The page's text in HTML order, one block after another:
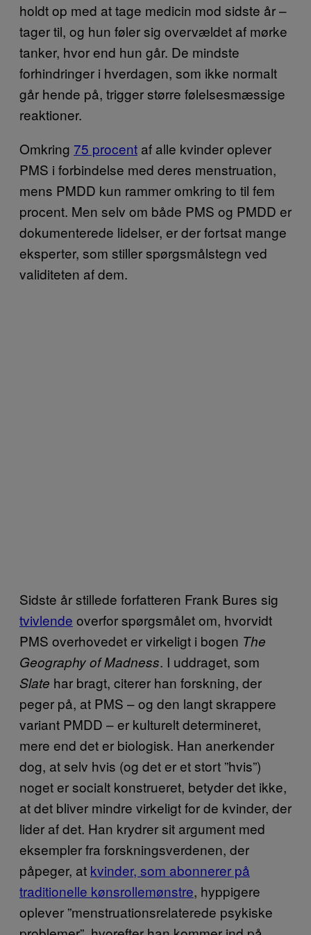
holdt op med at tage medicin mod sidste år –
tager til, og hun føler sig overvældet af mørke
tanker, hvor end hun går. De mindste
forhindringer i hverdagen, som ikke normalt
går hende på, trigger større følelsesmæssige
reaktioner.
Omkring 75 procent af alle kvinder oplever
PMS i forbindelse med deres menstruation,
mens PMDD kun rammer omkring to til fem
procent. Men selv om både PMS og PMDD er
dokumenterede lidelser, er der fortsat mange
eksperter, som stiller spørgsmålstegn ved
validiteten af dem.
Sidste år stillede forfatteren Frank Bures sig
tvivlende overfor spørgsmålet om, hvorvidt
PMS overhovedet er virkeligt i bogen The
Geography of Madness. I uddraget, som
Slate har bragt, citerer han forskning, der
peger på, at PMS – og den langt skrappere
variant PMDD – er kulturelt determineret,
mere end det er biologisk. Han anerkender
dog, at selv hvis (og det er et stort ”hvis”)
noget er socialt konstrueret, betyder det ikke,
at det bliver mindre virkeligt for de kvinder, der
lider af det. Han krydrer sit argument med
eksempler fra forskningsverdenen, der
påpeger, at kvinder, som abonnerer på
traditionelle kønsrollemønstre, hyppigere
oplever ”menstruationsrelaterede psykiske